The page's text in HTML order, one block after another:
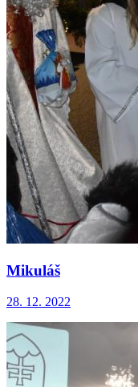
Mikuláš
28. 12. 2022